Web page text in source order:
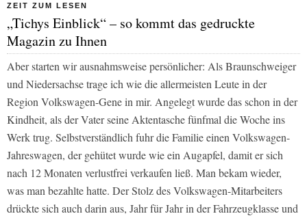
ZEIT ZUM LESEN
„Tichys Einblick“ – so kommt das gedruckte
Magazin zu Ihnen
Aber starten wir ausnahmsweise persönlicher: Als Braunschweiger
und Niedersachse trage ich wie die allermeisten Leute in der
Region Volkswagen-Gene in mir. Angelegt wurde das schon in der
Kindheit, als der Vater seine Aktentasche fünfmal die Woche ins
Werk trug. Selbstverständlich fuhr die Familie einen Volkswagen-
Jahreswagen, der gehütet wurde wie ein Augapfel, damit er sich
nach 12 Monaten verlustfrei verkaufen ließ. Man bekam wieder,
was man bezahlte hatte. Der Stolz des Volkswagen-Mitarbeiters
drückte sich auch darin aus, Jahr für Jahr in der Fahrzeugklasse und